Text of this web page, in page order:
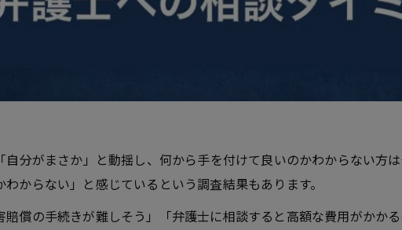
自分がまさか」と動揺し、何から手を付けて良いのかわからない
からない」と感じているという調査結果もあります。
賠償の手続きが難しそう」「弁護士に相談すると高額な費用がか